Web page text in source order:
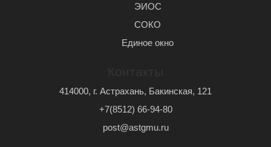
ЭИОС
СОКО
Единое окно
414000, г. Астрахань, Бакинская, 121
+7(8512) 66-94-80
post@astgmu.ru